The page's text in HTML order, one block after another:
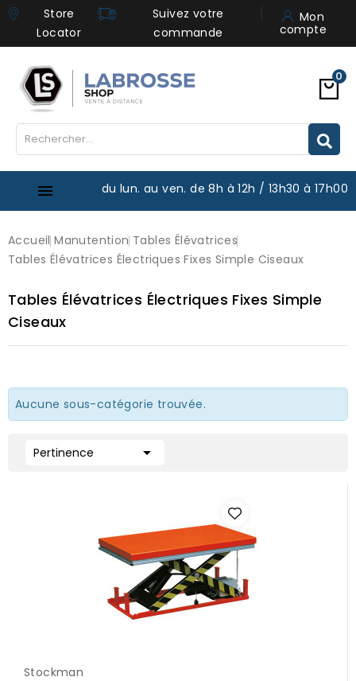
Store
Locator
Suivez votre
commande
Mon
compte
0
 du lun. au ven. de 8h à 12h / 13h30 à 17h00
Accueil Manutention Tables Élévatrices
Tables Élévatrices Électriques Fixes Simple Ciseaux
Tables Élévatrices Électriques Fixes Simple
Ciseaux
Aucune sous-catégorie trouvée.
Pertinence 
Stockman